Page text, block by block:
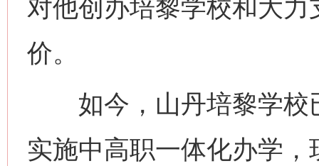
对他创办培黎学校和大
价。
如今，山丹培黎学校
实施中高职一体化办学